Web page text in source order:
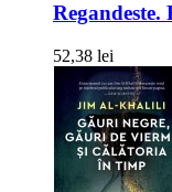
52,38 lei